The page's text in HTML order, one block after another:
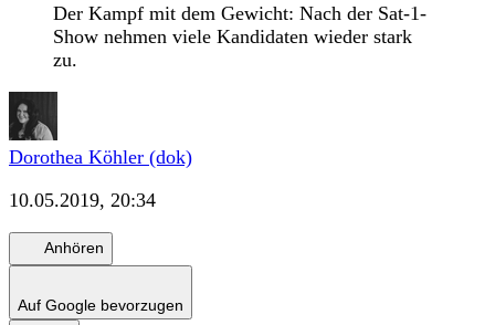
Der Kampf mit dem Gewicht: Nach der Sat-1-
Show nehmen viele Kandidaten wieder stark
zu.
Dorothea Köhler (dok)
10.05.2019, 20:34
Anhören
Auf Google bevorzugen